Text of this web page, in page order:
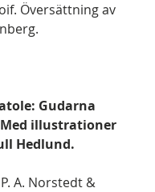
Översättning av
Gudarna
illustrationer
Hedlund.
A. Norstedt &